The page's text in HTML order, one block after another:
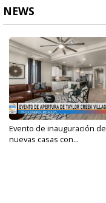
NEWS
Evento de inauguración de
nuevas casas con...